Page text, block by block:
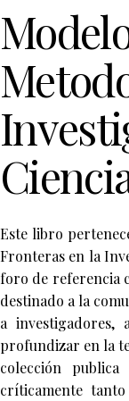
Este libro
Fronteras en la
foro de referencia
destinado a la
a investigadores,
profundizar en la
colección
críticamente